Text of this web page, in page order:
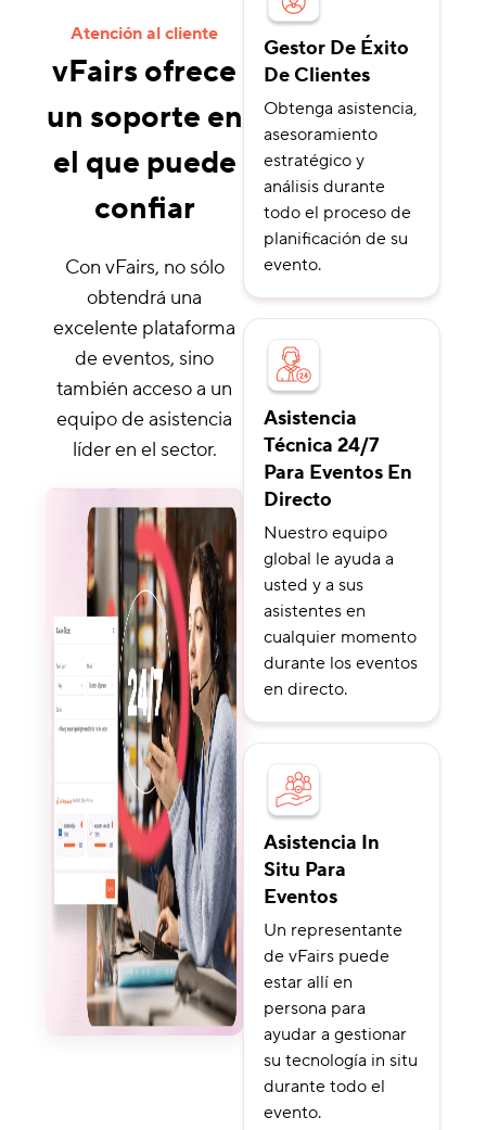
Atención al cliente
vFairs ofrece
un soporte en
el que puede
confiar
Con vFairs, no sólo
obtendrá una
excelente plataforma
de eventos, sino
también acceso a un
equipo de asistencia
líder en el sector.
Gestor De Éxito
De Clientes
Obtenga asistencia,
asesoramiento
estratégico y
análisis durante
todo el proceso de
planificación de su
evento.
Asistencia
Técnica 24/7
Para Eventos En
Directo
Nuestro equipo
global le ayuda a
usted y a sus
asistentes en
cualquier momento
durante los eventos
en directo.
Asistencia In
Situ Para
Eventos
Un representante
de vFairs puede
estar allí en
persona para
ayudar a gestionar
su tecnología in situ
durante todo el
evento.